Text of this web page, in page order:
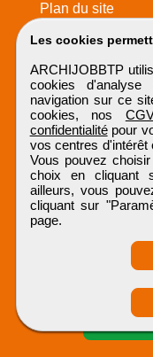
Les cookies
ARCHIJOBBTP
cookies d'analyse
navigation sur ce
cookies, nos
confidentialitépour
vos centres d'intérêt
Vous pouvez
choix en cliquant
ailleurs, vous
cliquant sur
page.
Plan du site
Tous